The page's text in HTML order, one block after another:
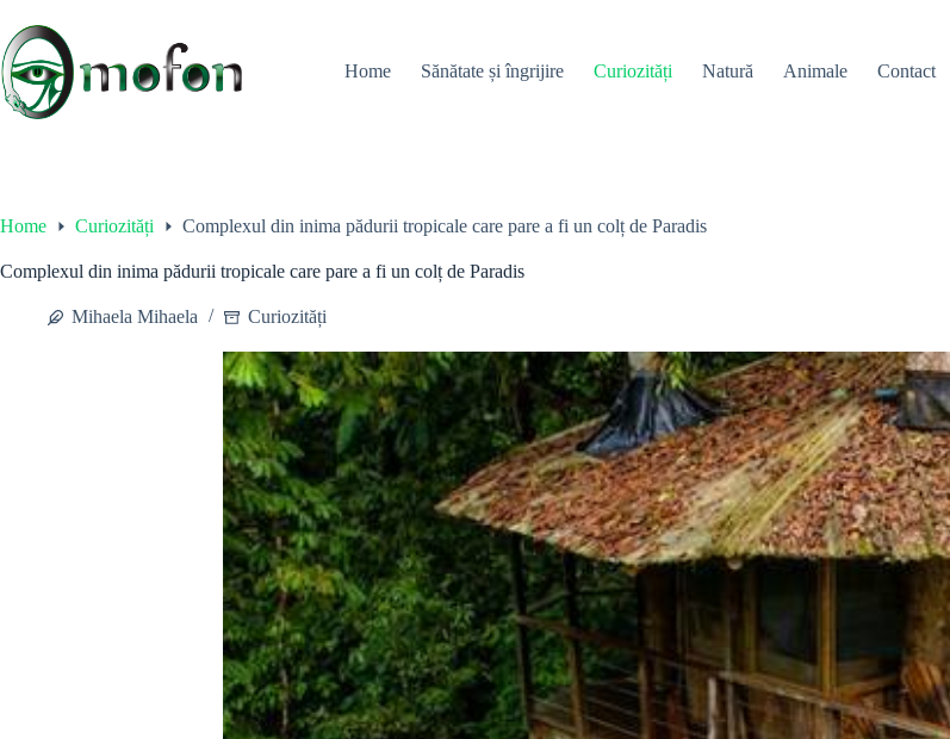
content
Home
Sănătate și îngrijire Curiozități Natură Animale Contact
Home Curiozități Complexul din inima pădurii tropicale care pare a fi un colț de Paradis
Complexul din inima pădurii tropicale care pare a fi un colț de Paradis
Mihaela Mihaela Curiozități